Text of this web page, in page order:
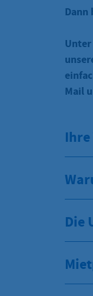
Dann
Mail
Die